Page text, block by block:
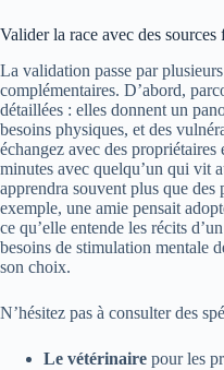
Valider la race avec des
La validation passe par
complémentaires. D’abord,
détaillées : elles donnent un
besoins physiques, et des
échangez avec des
minutes avec quelqu’un qui vit
apprendra souvent plus que des
exemple, une amie pensait
ce qu’elle entende les récits
besoins de stimulation mentale
son choix.
N’hésitez pas à consulter des
Le vétérinaire pour les